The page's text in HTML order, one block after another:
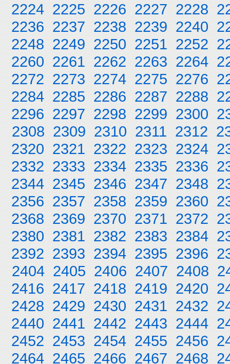
2224 2225 2226 2227 2228
2236 2237 2238 2239 2240
2248 2249 2250 2251 2252
2260 2261 2262 2263 2264
2272 2273 2274 2275 2276
2284 2285 2286 2287 2288
2296 2297 2298 2299 2300
2308 2309 2310 2311 2312
2320 2321 2322 2323 2324
2332 2333 2334 2335 2336
2344 2345 2346 2347 2348
2356 2357 2358 2359 2360
2368 2369 2370 2371 2372
2380 2381 2382 2383 2384
2392 2393 2394 2395 2396
2404 2405 2406 2407 2408
2416 2417 2418 2419 2420
2428 2429 2430 2431 2432
2440 2441 2442 2443 2444
2452 2453 2454 2455 2456
2464 2465 2466 2467 2468